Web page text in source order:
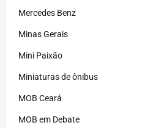
Mercedes Benz
Minas Gerais
Mini Paixão
Miniaturas de ônibus
MOB Ceará
MOB em Debate